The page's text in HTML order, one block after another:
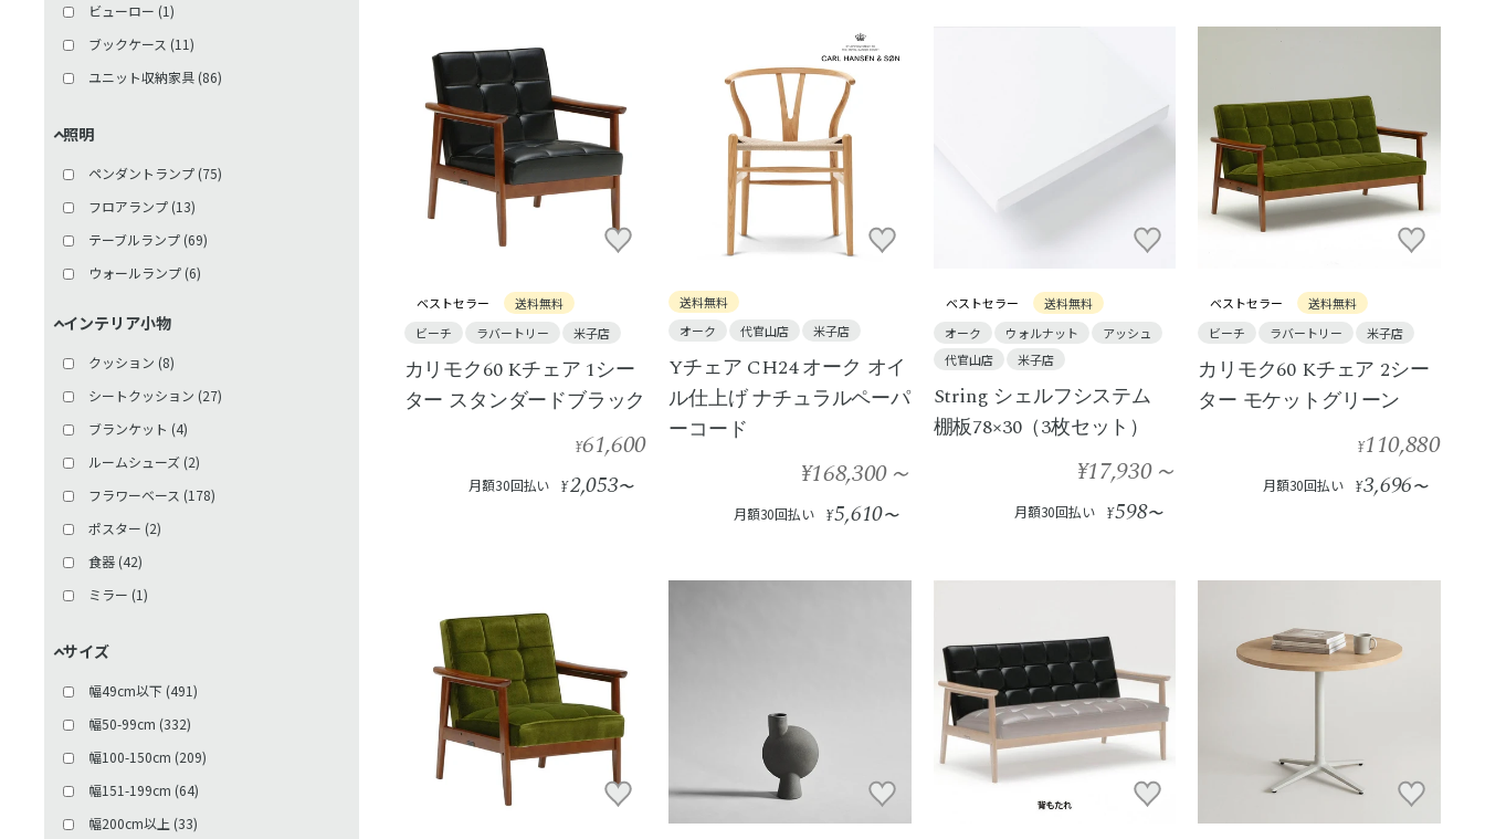
ビューロー (1)
ブックケース (11)
ユニット収納家具 (86)
ワゴン
照明
ペンダントランプ (75)
フロアランプ (13)
テーブルランプ (69)
ウォールランプ (6)
インテリア小物
クッション (8)
シートクッション (27)
ブランケット (4)
ルームシューズ (2)
フラワーベース (178)
ポスター (2)
食器 (42)
ミラー (1)
インテリア小物
サイズ
幅49cm以下 (491)
幅50-99cm (332)
幅100-150cm (209)
幅151-199cm (64)
幅200cm以上 (33)
ベストセラー
送料無料
ビーチ
ラバートリー 米子店
カリモク60 Kチェア 1シー
ター スタンダードブラック
¥61,600
月額30回払い ¥2,053〜
送料無料
オーク
代官山店 米子店
Yチェア CH24 オーク オイ
ル仕上げ ナチュラルペーパ
ーコード
¥168,300～
月額30回払い ¥5,610〜
ベストセラー
送料無料
オーク
ウォルナット
アッシュ
代官山店
米子店
String シェルフシステム
棚板78×30（3枚セット）
¥17,930～
月額30回払い ¥598〜
ベストセラー
送料無料
ビーチ
ラバートリー 米子店
カリモク60 Kチェア 2シー
ター モケットグリーン
¥110,880
月額30回払い ¥3,696〜